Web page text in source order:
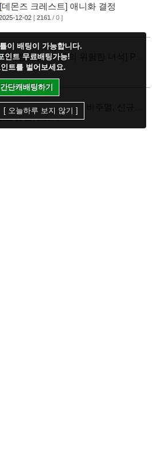
[데몬즈 크레스트] 애니화 결정
12-02 [ 2161 / 0 ]
극장판 [내 마음의 위험한 녀석] PV
12-01 [1448/ 0 ]
[유녀전기 2기] 티저 비주얼, 신규
[2] 11-28[1881/ 0 ]
이 배팅이 가능합니다.
인트 무료배팅가능!
트를 벌어보세요.
간단캐배팅하기
[ 오늘하루 보지 않기 ]